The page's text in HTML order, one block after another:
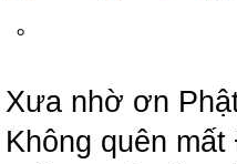
。
Xưa nhờ ơn
Không quên